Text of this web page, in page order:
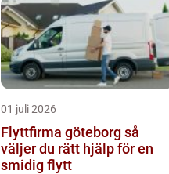
01 juli 2026
Flyttfirma göteborg så
väljer du rätt hjälp för en
smidig flytt